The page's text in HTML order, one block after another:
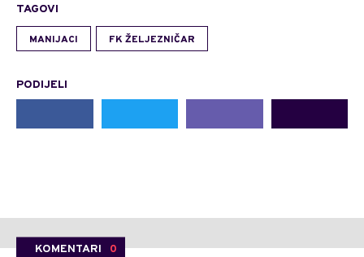
TAGOVI
MANIJACI FK ŽELJEZNIČAR
PODIJELI
KOMENTARI 0